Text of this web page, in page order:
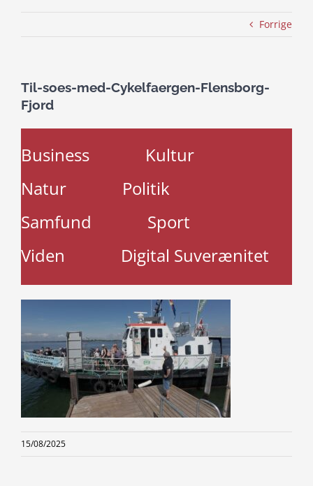
Forrige
Til-soes-med-Cykelfaergen-Flensborg-
Fjord
Business
Kultur
Natur
Politik
Samfund
Sport
Viden
Digital Suverænitet
15/08/2025